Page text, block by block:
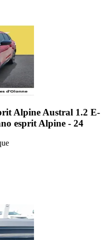
Alpine Austral 1.2 E-
esprit Alpine - 24